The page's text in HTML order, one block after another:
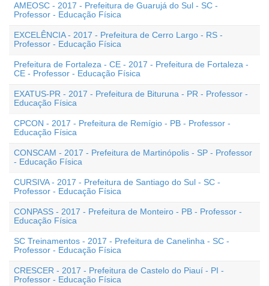
AMEOSC - 2017 - Prefeitura de Guarujá do Sul - SC -
Professor - Educação Física
EXCELÊNCIA - 2017 - Prefeitura de Cerro Largo - RS -
Professor - Educação Física
Prefeitura de Fortaleza - CE - 2017 - Prefeitura de Fortaleza -
CE - Professor - Educação Física
EXATUS-PR - 2017 - Prefeitura de Bituruna - PR - Professor -
Educação Física
CPCON - 2017 - Prefeitura de Remígio - PB - Professor -
Educação Física
CONSCAM - 2017 - Prefeitura de Martinópolis - SP - Professor
- Educação Física
CURSIVA - 2017 - Prefeitura de Santiago do Sul - SC -
Professor - Educação Física
CONPASS - 2017 - Prefeitura de Monteiro - PB - Professor -
Educação Física
SC Treinamentos - 2017 - Prefeitura de Canelinha - SC -
Professor - Educação Física
CRESCER - 2017 - Prefeitura de Castelo do Piauí - PI -
Professor - Educação Física